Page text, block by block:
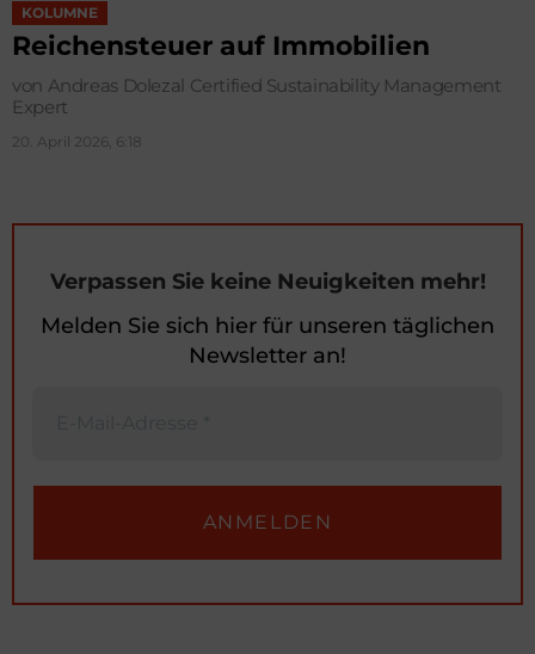
KOLUMNE
Reichensteuer auf Immobilien
von Andreas Dolezal Certified Sustainability Management
Expert
20. April 2026, 6:18
Verpassen Sie keine Neuigkeiten mehr!
Melden Sie sich hier für unseren täglichen
Newsletter an!